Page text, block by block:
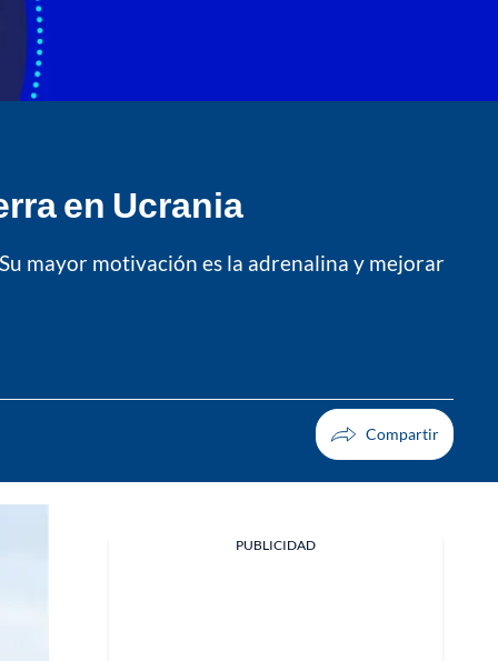
en Ucrania
mayor motivación es la adrenalina y mejorar
PUBLICIDAD